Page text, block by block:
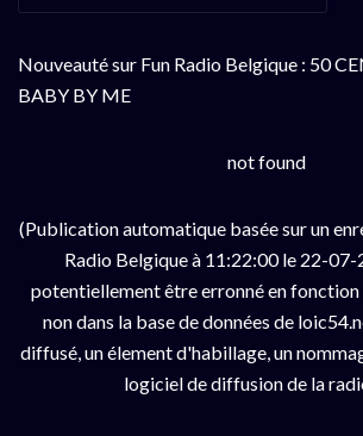
Nouveauté sur Fun Radio Belgique : 50
BABY BY ME
not found
(Publication automatique basée sur un
Radio Belgique à 11:22:00 le 22-
potentiellement être erronné en fonction
non dans la base de données de
diffusé, un élement d'habillage, un
logiciel de diffusion de la